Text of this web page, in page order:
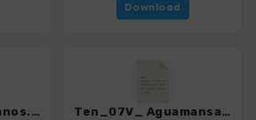
Download
Ten_06_Los Organos.gpx Ten_07V_ Aguamansa - Choza Chimoche.gpx